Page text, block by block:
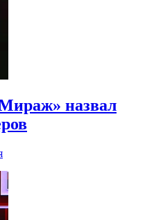
назвал